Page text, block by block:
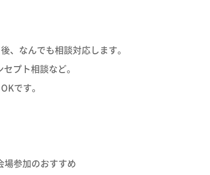
、なんでも相談対応します。
プト相談など。
です。
場参加のおすすめ